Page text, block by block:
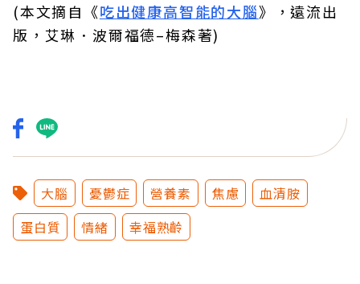
(本文摘自《吃出健康高智能的大腦》，遠流出
版，艾琳．波爾福德–梅森著)
大腦 憂鬱症 營養素 焦慮
血清胺
蛋白質
情緒 幸福熟齡